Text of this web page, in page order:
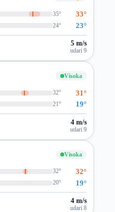
35° 33°
24° 23°
5 m/s
udari 9
Visoka
32° 31°
21° 19°
4 m/s
udari 9
Visoka
32° 32°
20° 19°
4 m/s
udari 8